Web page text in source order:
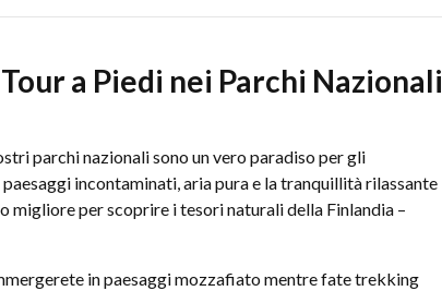
a Piedi nei Parchi Nazionali
parchi nazionali sono un vero paradiso per gli
incontaminati, aria pura e la tranquillità rilassante
migliore per scoprire i tesori naturali della Finlandia –
in paesaggi mozzafiato mentre fate trekking